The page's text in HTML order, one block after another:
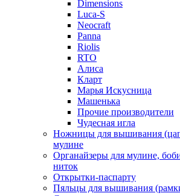
Dimensions
Luca-S
Neocraft
Panna
Riolis
RTO
Алиса
Кларт
Марья Искусница
Машенька
Прочие производители
Чудесная игла
Ножницы для вышивания
мулине
Органайзеры для мулине,
ниток
Открытки-паспарту
Пяльцы для вышивания